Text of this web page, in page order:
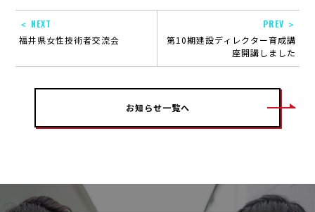
＜ NEXT
福井県女性技術者交流会
PREV ＞
第10期建設ディレクター育成講
座開講しました
お知らせ一覧へ